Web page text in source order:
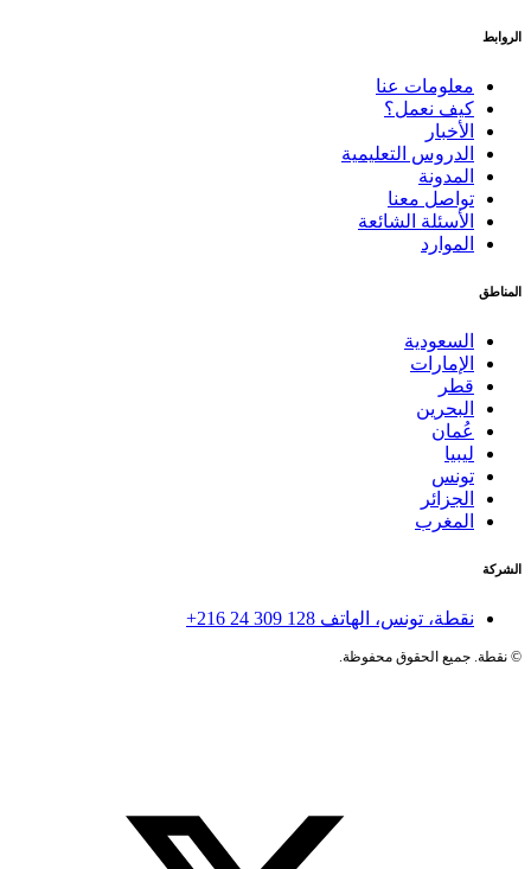
الروابط
معلومات عنا
كيف نعمل؟
الأخبار
الدروس التعليمية
المدونة
تواصل معنا
الأسئلة الشائعة
الموارد
المناطق
السعودية
الإمارات
قطر
البحرين
عُمان
ليبيا
تونس
الجزائر
المغرب
الشركة
نقطة، تونس، الهاتف +216 24 309 128
©نقطة. جميع الحقوق محفوظة.